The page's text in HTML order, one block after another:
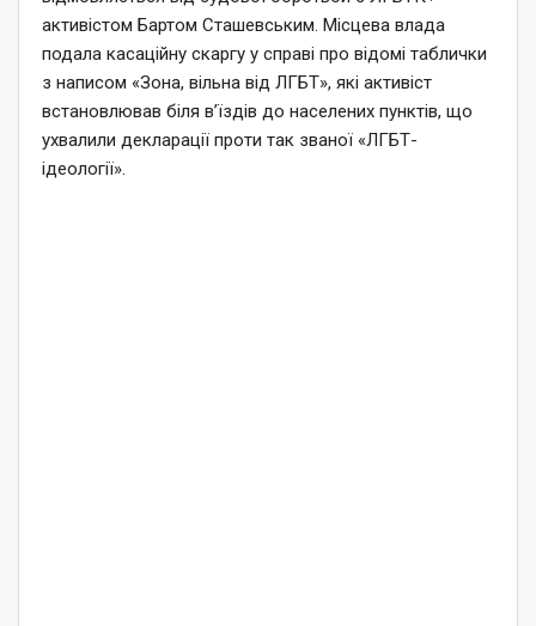
активістом Бартом Сташевським. Місцева влада
подала касаційну скаргу у справі про відомі таблички
з написом «Зона, вільна від ЛГБТ», які активіст
встановлював біля в’їздів до населених пунктів, що
ухвалили декларації проти так званої «ЛГБТ-
ідеології».